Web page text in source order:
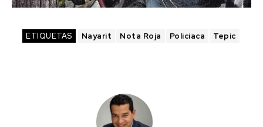
ETIQUETAS Nayarit Nota Roja Policiaca Tepic